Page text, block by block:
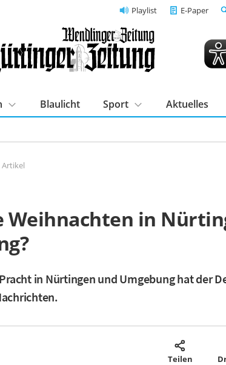
Playlist E-Paper
Blaulicht Sport Aktuelles
Artikel
Weihnachten in
in Nürtingen und Umgebung hat der
Teilen